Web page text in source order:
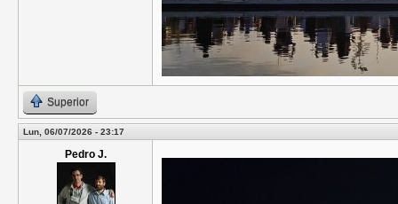
Superior
Lun, 06/07/2026 - 23:17
Pedro J.